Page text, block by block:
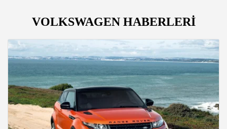
VOLKSWAGEN HABERLERİ